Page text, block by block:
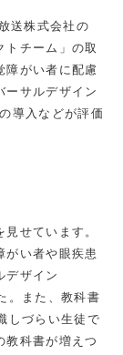
送株式会社の
トチーム」の取
障がい者に配慮
ーサルデザイン
導入などが評価
せています。
がい者や眼疾患
デザイン
。また、教科書
しづらい生徒で
教科書が増えつ